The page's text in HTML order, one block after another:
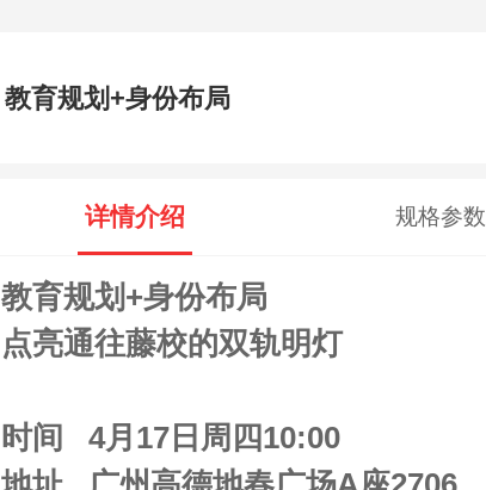
教育规划+身份布局
详情介绍 规格参数
教育规划+身份布局
点亮通往藤校的双轨明灯
时间 4月17日周四10:00